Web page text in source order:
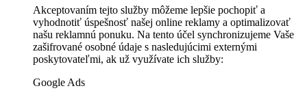
Akceptovaním tejto služby môžeme lepšie pochopiť a
vyhodnotiť úspešnosť našej online reklamy a optimalizovať
našu reklamnú ponuku. Na tento účel synchronizujeme Vaše
zašifrované osobné údaje s nasledujúcimi externými
poskytovateľmi, ak už využívate ich služby:
Google Ads